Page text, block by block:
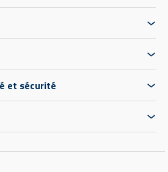
et sécurité